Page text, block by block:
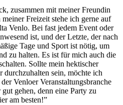
zusammen mit meiner Freundin
Freizeit stehe ich gerne auf
Venlo. Bei fast jedem Event oder
ist, und der Letzte, der nach
Tage und Sport ist nötig, um
zu halten. Es ist für mich auch die
Sollte mein hektischer
durchzuhalten sein, möchte ich
Venloer Veranstaltungsbranche
gehen, denn eine Party zu
am besten!”